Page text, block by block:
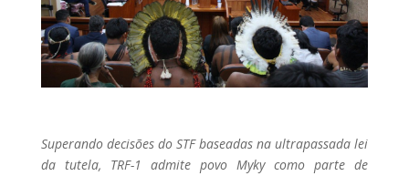
Superando decisões do STF baseadas na ultrapassada lei
da tutela, TRF-1 admite povo Myky como parte de